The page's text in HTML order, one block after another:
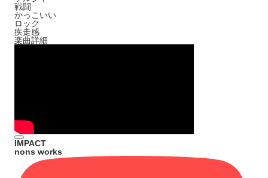
戦闘
かっこいい
ロック
疾走感
楽曲詳細
IMPACT
nons works